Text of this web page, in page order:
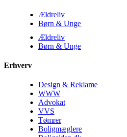
Ældreliv
Børn & Unge
Ældreliv
Børn & Unge
Erhverv
Design & Reklame
WWW
Advokat
VVS
Tømrer
Boligmæglere